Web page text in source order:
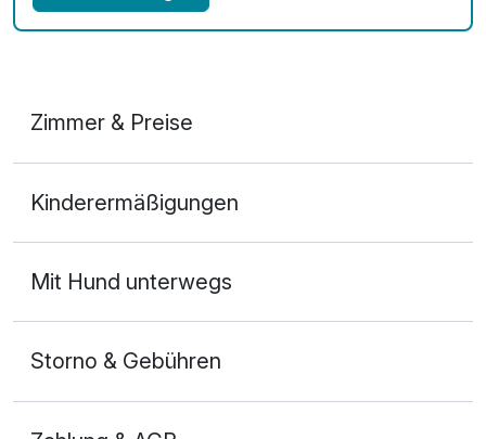
Zimmer & Preise
2 Erwachsene und 1 Kind
Kinderermäßigungen
Mit Hund unterwegs
Storno & Gebühren